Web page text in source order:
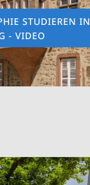
STUDIEREN IN
- VIDEO